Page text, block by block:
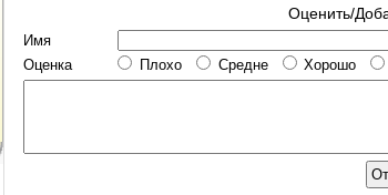
Оценить/
Имя
Оценка
Плохо Средне Хорошо